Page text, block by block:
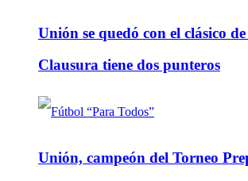
Unión se quedó con el clásico
Clausura tiene dos punteros
Unión, campeón del Torneo